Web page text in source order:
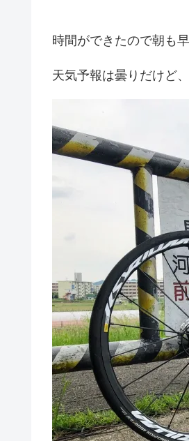
時間ができたので朝も
天気予報は曇りだけど